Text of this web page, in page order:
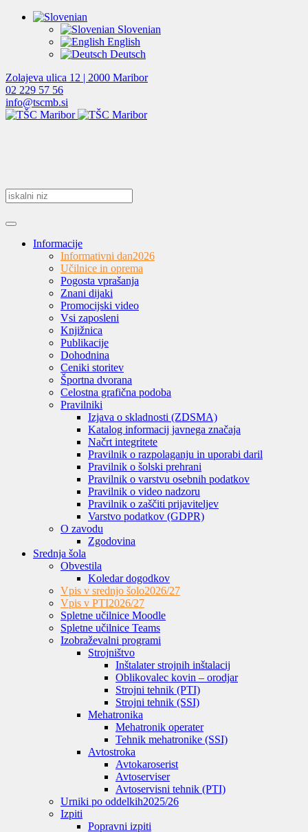
Slovenian
English
Deutsch
Zolajeva ulica 12 | 2000 Maribor
02 229 57 56
info@tscmb.si
Informacije
Informativni dan2026
Učilnice in oprema
Pogosta vprašanja
Znani dijaki
Promocijski video
Vsi zaposleni
Knjižnica
Publikacije
Dohodnina
Ceniki storitev
Športna dvorana
Celostna grafična podoba
Pravilniki
Izjava o skladnosti (ZDSMA)
Katalog informacij javnega značaja
Načrt integritete
Pravilnik o razpolaganju in uporabi daril
Pravilnik o šolski prehrani
Pravilnik o varstvu osebnih podatkov
Pravilnik o video nadzoru
Pravilnik o zaščiti prijaviteljev
Varstvo podatkov (GDPR)
O zavodu
Zgodovina
Srednja šola
Obvestila
Koledar dogodkov
Vpis v srednjo šolo2026/27
Vpis v PTI2026/27
Spletne učilnice Moodle
Spletne učilnice Teams
Izobraževalni programi
Strojništvo
Inštalater strojnih inštalacij
Oblikovalec kovin – orodjar
Strojni tehnik (PTI)
Strojni tehnik (SSI)
Mehatronika
Mehatronik operater
Tehnik mehatronike (SSI)
Avtostroka
Avtokaroserist
Avtoserviser
Avtoservisni tehnik (PTI)
Urniki po oddelkih2025/26
Izpiti
Popravni izpiti